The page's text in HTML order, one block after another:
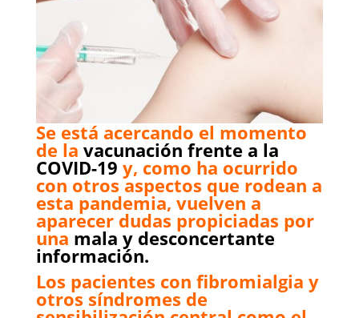
Se está acercando el momento
de la vacunación frente a la
COVID-19 y, como ha ocurrido
con otros aspectos que rodean a
esta pandemia, vuelven a
aparecer dudas propiciadas por
una mala y desconcertante
información.
Los pacientes con fibromialgia y
otros síndromes de